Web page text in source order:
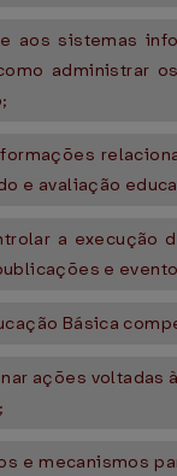
aos sistemas
administrar
e avaliação
a execução
e
Básica
ações voltadas
e mecanismos